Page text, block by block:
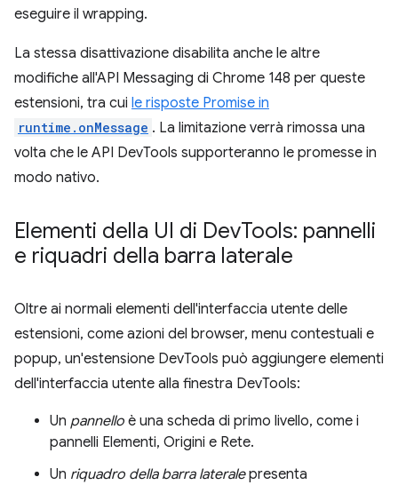
eseguire il wrapping.
La stessa disattivazione disabilita anche le altre
modifiche all'API Messaging di Chrome 148 per queste
estensioni, tra cui le risposte Promise in
runtime.onMessage . La limitazione verrà rimossa una
volta che le API DevTools supporteranno le promesse in
modo nativo.
Elementi della UI di DevTools: pannelli
e riquadri della barra laterale
Oltre ai normali elementi dell'interfaccia utente delle
estensioni, come azioni del browser, menu contestuali e
popup, un'estensione DevTools può aggiungere elementi
dell'interfaccia utente alla finestra DevTools:
Un pannello è una scheda di primo livello, come i
pannelli Elementi, Origini e Rete.
Un riquadro della barra lateralepresenta